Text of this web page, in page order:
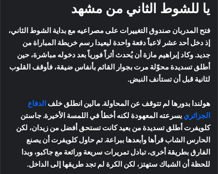
يا للشوط الثاني من مشهد
فتح المدربان صندوق التغييرات على مصراعيه مع بداية الشوط الثاني،
إذ دخل أحد عشر لاعباً دفعة واحدة ليعيدا رسم خريطة المباراة من
جديد. وكاد إبراهيم مازة أن يُحدث أثراً فورياً بعد دخوله مباشرة، حين
أطلق تسديدة محوّلة مرت بجوار القائم بأنفاس ضيقة، فأوقف القلوب
لثانية قبل أن تستأنف النبض.
هولندا بدورها لم تتوقف عن المحاولة. مالين انطلق خلف الدفاع
الجزائري بسرعته المعهودة لكنه أخطأ في اللمسة الأخيرة. جاستن
كلويفرت أطلق تسديدة من بعيد كانت تستحق أفضل من زيدان، لكن
الحارس الشاب قرأها وأبعدها ببراعة. ثم حاول كلويفرت أن يصنع
الفارق بطريقة أخرى، تبادل تمريرات سريعة ورائعة مع جاكبو، وبدا
للحظة أن الشباك ستهتز، لكن الكرة لم تجد طريقها إلى الداخل.